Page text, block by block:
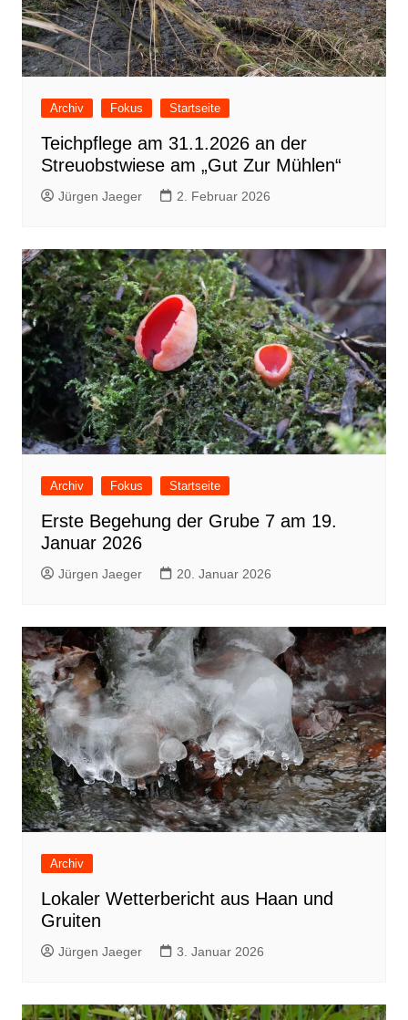
Archiv Fokus Startseite
Teichpflege am 31.1.2026 an der
Streuobstwiese am „Gut Zur Mühlen“
Jürgen Jaeger 2. Februar 2026
Archiv Fokus Startseite
Erste Begehung der Grube 7 am 19.
Januar 2026
Jürgen Jaeger 20. Januar 2026
Archiv
Lokaler Wetterbericht aus Haan und
Gruiten
Jürgen Jaeger 3. Januar 2026